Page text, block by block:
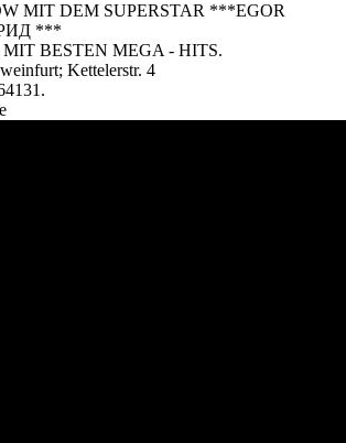
MIT DEM SUPERSTAR ***EGOR
***
BESTEN MEGA - HITS.
Kettelerstr. 4